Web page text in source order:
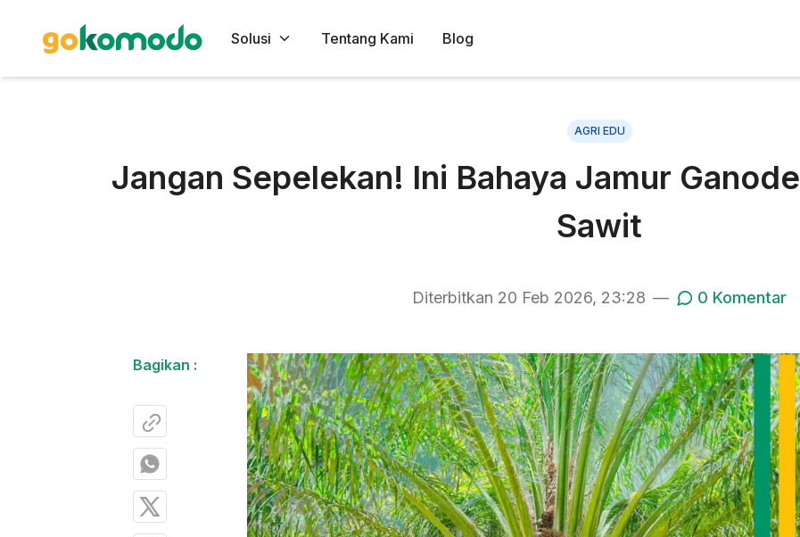
Solusi Tentang Kami Blog
AGRI EDU
Jangan Sepelekan! Ini Bahaya Jamur
Sawit
Diterbitkan 20 Feb 2026, 23:28 — 0 Komentar
Bagikan :